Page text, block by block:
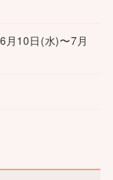
月10日(水)〜7月